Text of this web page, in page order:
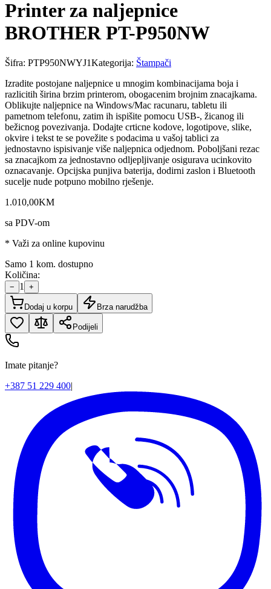
Printer za naljepnice
BROTHER PT-P950NW
Šifra: PTP950NWYJ1Kategorija: Štampači
Izradite postojane naljepnice u mnogim kombinacijama boja i
razlicitih širina brzim printerom, obogacenim brojnim znacajkama.
Oblikujte naljepnice na Windows/Mac racunaru, tabletu ili
pametnom telefonu, zatim ih ispišite pomocu USB-, žicanog ili
bežicnog povezivanja. Dodajte crticne kodove, logotipove, slike,
okvire i tekst te se povežite s podacima u vašoj tablici za
jednostavno ispisivanje više naljepnica odjednom. Poboljšani rezac
sa znacajkom za jednostavno odljepljivanje osigurava ucinkovito
oznacavanje. Opcijska punjiva baterija, dodirni zaslon i Bluetooth
sucelje nude potpuno mobilno rješenje.
1.010,00KM
sa PDV-om
* Važi za online kupovinu
Samo 1 kom. dostupno
Količina:
− 1 +
Dodaj u korpu Brza narudžba
Podijeli
Imate pitanje?
+387 51 229 400|